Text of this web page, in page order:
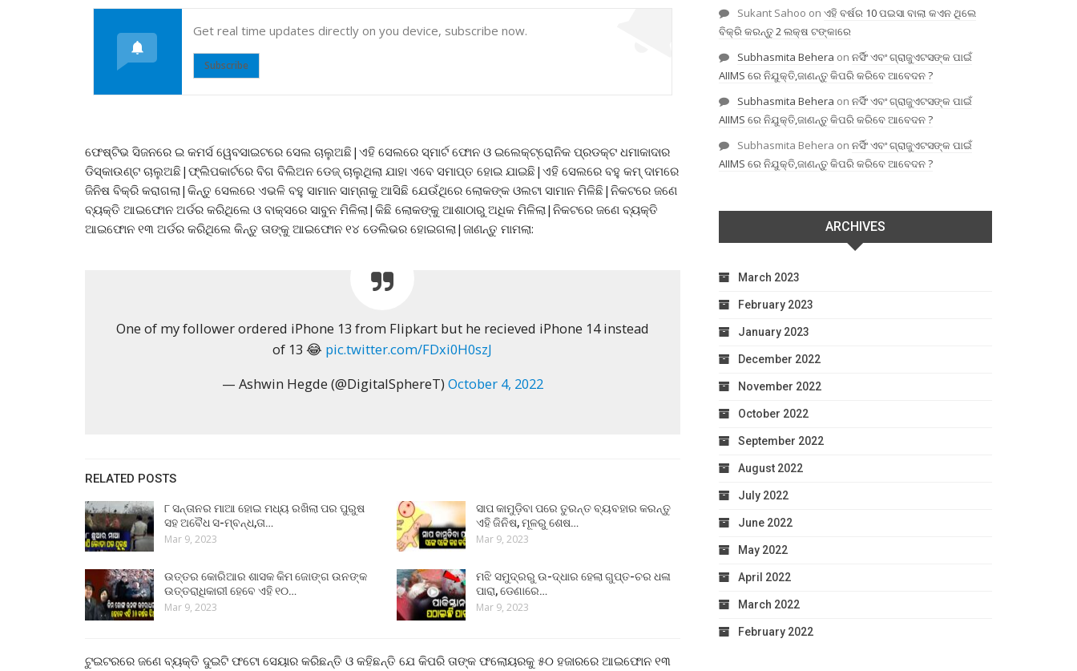
Get real time updates directly on you device, subscribe now.
Subscribe
ଫେଷ୍ଟିଭ ସିଜନରେ ଇ କମର୍ସ ୱେବସାଇଟରେ ସେଲ ଚାଲୁଅଛି|ଏହି ସେଲରେ ସ୍ମାର୍ଟ ଫୋନ ଓ ଇଲେକ୍ଟ୍ରୋନିକ ପ୍ରଡକ୍ଟ ଧମାକାଦାର
ଡିସ୍କାଉଣ୍ଟ ଚାଲୁଅଛି|ଫ୍ଲିପକାର୍ଟରେ ବିଗ ବିଲିଅନ ଡେଜ୍ ଚାଲୁଥିଲା ଯାହା ଏବେ ସମାପ୍ତ ହୋଇ ଯାଇଛି|ଏହି ସେଲରେ ବହୁ କମ୍ ଦାମରେ
ଜିନିଷ ବିକ୍ରି କରାଗଲା|କିନ୍ତୁ ସେଲରେ ଏଭଳି ବହୁ ସାମାନ ସାମ୍ନାକୁ ଆସିଛି ଯେଉଁଥିରେ ଲୋକଙ୍କ ଓଲଟା ସାମାନ ମିଳିଛି|ନିକଟରେ ଜଣେ
ବ୍ୟକ୍ତି ଆଇଫୋନ ଅର୍ଡର କରିଥିଲେ ଓ ବାକ୍ସରେ ସାବୁନ ମିଳିଲା|କିଛି ଲୋକଙ୍କୁ ଆଶାଠାରୁ ଅଧିକ ମିଳିଲା|ନିକଟରେ ଜଣେ ବ୍ୟକ୍ତି
ଆଇଫୋନ ୧୩ ଅର୍ଡର କରିଥିଲେ କିନ୍ତୁ ତାଙ୍କୁ ଆଇଫୋନ ୧୪ ଡେଲିଭର ହୋଇଗଲା|ଜାଣନ୍ତୁ ମାମଲା:
One of my follower ordered iPhone 13 from Flipkart but he recieved iPhone 14 instead
of 13 😂 pic.twitter.com/FDxi0H0szJ
— Ashwin Hegde (@DigitalSphereT) October 4, 2022
RELATED POSTS
୮ ସନ୍ତାନର ମାଆ ହୋଇ ମଧ୍ୟ ରଖିଲା ପର ପୁରୁଷ
ସହ ଅବୈଧ ସ-ମ୍ବନ୍ଧ,ତା…
Mar 9, 2023
ସାପ କାମୁଡ଼ିବା ପରେ ତୁରନ୍ତ ବ୍ୟବହାର କରନ୍ତୁ
ଏହି ଜିନିଷ, ମୂଳରୁ ଶେଷ…
Mar 9, 2023
ଉତ୍ତର କୋରିଆର ଶାସକ କିମ ଜୋଙ୍ଗ ଉନଙ୍କ
ଉତ୍ତରାଧିକାରୀ ହେବେ ଏହି ୧୦…
Mar 9, 2023
ମଝି ସମୁଦ୍ରରୁ ଉ-ଦ୍ଧାର ହେଲା ଗୁପ୍ତ-ଚର ଧଳା
ପାରା, ଡେଣାରେ…
Mar 9, 2023
ଟୁଇଟରରେ ଜଣେ ବ୍ୟକ୍ତି ଦୁଇଟି ଫଟୋ ସେୟାର କରିଛନ୍ତି ଓ କହିଛନ୍ତି ଯେ କିପରି ତାଙ୍କ ଫଲୋୟରକୁ ୫୦ ହଜାରରେ ଆଇଫୋନ ୧୩
Sukant Sahoo on ଏହି ବର୍ଷର 10 ପଇସା ବାଲା କଏନ ଥିଲେ
ବିକ୍ରି କରନ୍ତୁ 2 ଲକ୍ଷ ଟଙ୍କାରେ
Subhasmita Behera on ନର୍ସିଂ ଏବଂ ଗ୍ରାଜୁଏଟସଙ୍କ ପାଇଁ
AIIMS ରେ ନିଯୁକ୍ତି,ଜାଣନ୍ତୁ କିପରି କରିବେ ଆବେଦନ ?
Subhasmita Behera on ନର୍ସିଂ ଏବଂ ଗ୍ରାଜୁଏଟସଙ୍କ ପାଇଁ
AIIMS ରେ ନିଯୁକ୍ତି,ଜାଣନ୍ତୁ କିପରି କରିବେ ଆବେଦନ ?
Subhasmita Behera on ନର୍ସିଂ ଏବଂ ଗ୍ରାଜୁଏଟସଙ୍କ ପାଇଁ
AIIMS ରେ ନିଯୁକ୍ତି,ଜାଣନ୍ତୁ କିପରି କରିବେ ଆବେଦନ ?
ARCHIVES
March 2023
February 2023
January 2023
December 2022
November 2022
October 2022
September 2022
August 2022
July 2022
June 2022
May 2022
April 2022
March 2022
February 2022